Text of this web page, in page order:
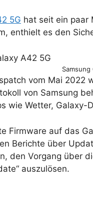
5G hat seit ein paar
enthielt es den
Samsung
vom Mai 2022
von Samsung
wie Wetter, Galaxy-
Firmware auf das
Berichte über
den Vorgang über
auszulösen.